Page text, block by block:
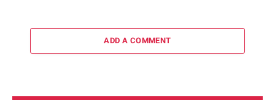
ADD A COMMENT